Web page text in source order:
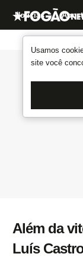
Usamos
site você
Notícias
Além da
Luís